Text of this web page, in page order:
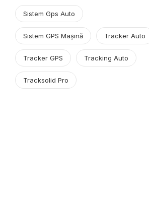
Sistem Gps Auto
Sistem GPS Mașină Tracker Auto
Tracker GPS Tracking Auto
Tracksolid Pro